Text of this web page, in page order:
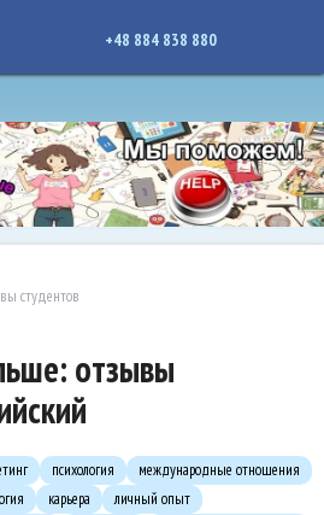
site-verification:
+48 884 838 880
студентов
отзывы
психология
международные отношения
карьера
личный опыт